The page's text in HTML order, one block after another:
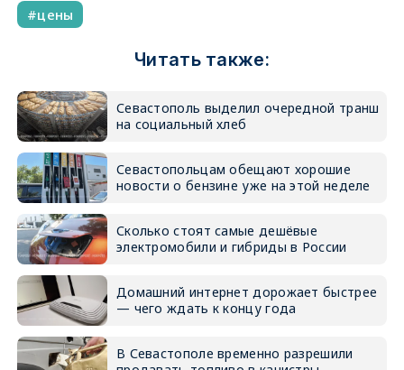
цены
Читать также:
Севастополь выделил очередной транш
на социальный хлеб
Севастопольцам обещают хорошие
новости о бензине уже на этой неделе
Сколько стоят самые дешёвые
электромобили и гибриды в России
Домашний интернет дорожает быстрее
— чего ждать к концу года
В Севастополе временно разрешили